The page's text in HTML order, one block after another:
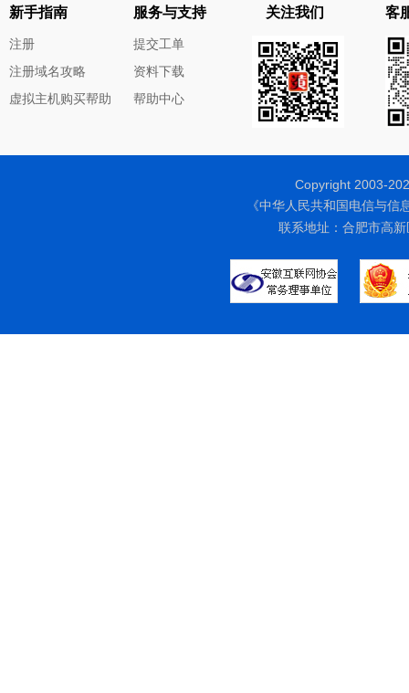
新手指南
注册
注册域名攻略
虚拟主机购买帮助
服务与支持
提交工单
资料下载
帮助中心
关注我们 客
Copyright 2003-
《中华人民共和国电信与信
联系地址：合肥市高